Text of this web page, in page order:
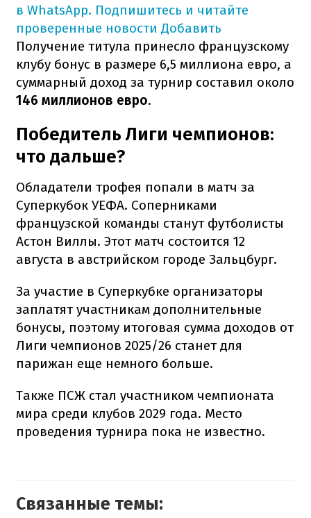
в WhatsApp. Подпишитесь и читайте
проверенные новости Добавить
Получение титула принесло французскому
клубу бонус в размере 6,5 миллиона евро, а
суммарный доход за турнир составил около
146 миллионов евро.
Победитель Лиги чемпионов:
что дальше?
Обладатели трофея попали в матч за
Суперкубок УЕФА. Соперниками
французской команды станут футболисты
Астон Виллы. Этот матч состоится 12
августа в австрийском городе Зальцбург.
За участие в Суперкубке организаторы
заплатят участникам дополнительные
бонусы, поэтому итоговая сумма доходов от
Лиги чемпионов 2025/26 станет для
парижан еще немного больше.
Также ПСЖ стал участником чемпионата
мира среди клубов 2029 года. Место
проведения турнира пока не известно.
Связанные темы: